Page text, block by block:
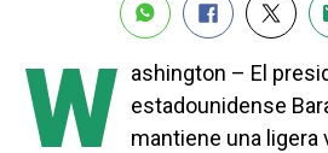
W ashington – El
estadounidense
mantiene una ligera